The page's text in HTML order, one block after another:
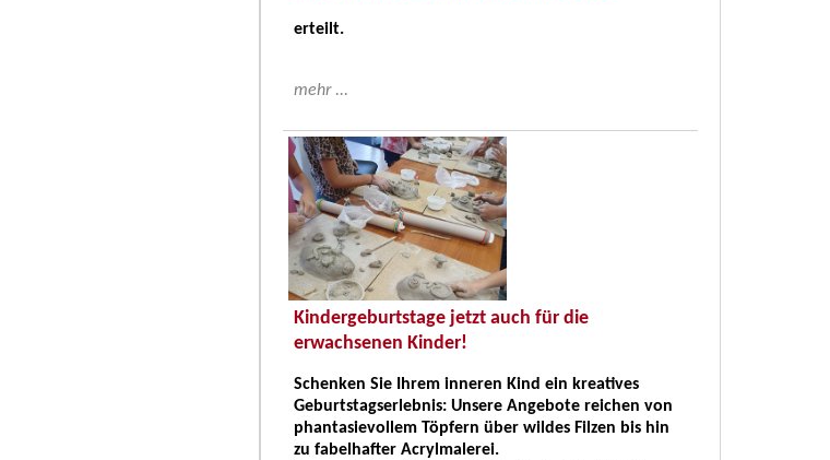
erteilt.
mehr ...
Kindergeburtstage jetzt auch für die
erwachsenen Kinder!
Schenken Sie Ihrem inneren Kind ein kreatives
Geburtstagserlebnis: Unsere Angebote reichen von
phantasievollem Töpfern über wildes Filzen bis hin
zu fabelhafter Acrylmalerei.